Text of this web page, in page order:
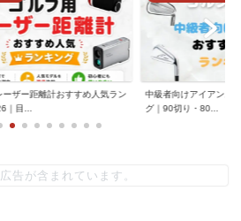
ーザー距離計おすすめ人気ラン
｜目...
中級者向けアイアンお
グ｜90切り・80...
告が含まれています。